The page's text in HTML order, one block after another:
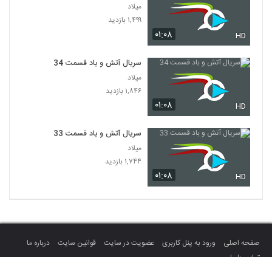
۰۱:۰۸ HD
میلاد
۱,۴۹۹ بازدید
۰۱:۰۸ HD
سریال آتش و باد قسمت 34
میلاد
۱,۸۴۶ بازدید
۰۱:۰۸ HD
سریال آتش و باد قسمت 33
میلاد
۱,۷۴۴ بازدید
صفحه اصلی ورود به پنل کاربری عضویت در سایت قوانین سایت
درباره ما